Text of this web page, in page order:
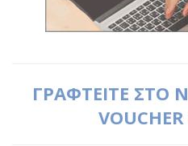
ΓΡΑΦΤΕΙΤΕ ΣΤΟ